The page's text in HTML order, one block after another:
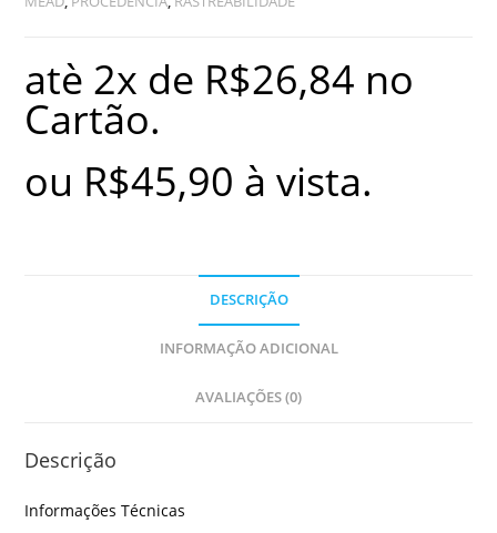
atè 2x de R$26,84 no
Cartão.
ou R$45,90 à vista.
DESCRIÇÃO
INFORMAÇÃO ADICIONAL
AVALIAÇÕES (0)
Descrição
Informações Técnicas